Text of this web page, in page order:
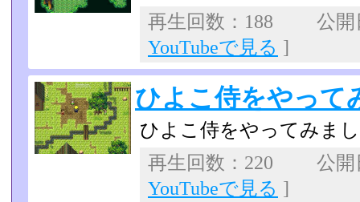
再生回数：188 公
YouTubeで見る ]
ひよこ侍をやっ
ひよこ侍をやってみま
再生回数：220 公
YouTubeで見る ]